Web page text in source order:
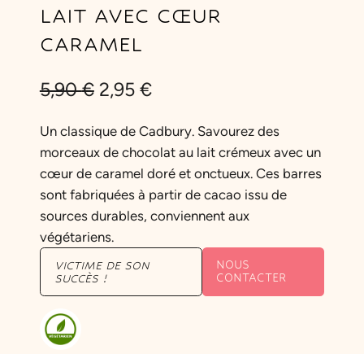
LAIT AVEC CŒUR
CARAMEL
5,90€ L
p
r
i
x
i
n
2,95 €L
p
r
i
c
Un classique de Cadbury. Savourez des
morceaux de chocolat au lait crémeux avec un
cœur de caramel doré et onctueux. Ces barres
sont fabriquées à partir de cacao issu de
sources durables, conviennent aux
végétariens.
VICTIME DE SON
SUCCÈS !
NOUS
CONTACTER